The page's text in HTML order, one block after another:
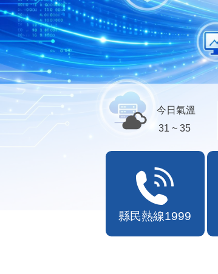
今日氣溫
31 ~ 35
縣民熱線1999